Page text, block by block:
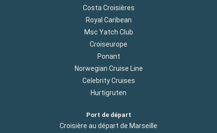
Costa Croisières
Royal Caribean
Msc Yatch Club
Croiseurope
Ponant
Norwegian Cruise Line
Celebrity Cruises
Hurtigruten
Port de départ
Croisière au départ de Marseille